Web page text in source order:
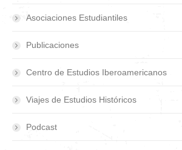
Asociaciones Estudiantiles
Publicaciones
Centro de Estudios Iberoamericanos
Viajes de Estudios Históricos
Podcast